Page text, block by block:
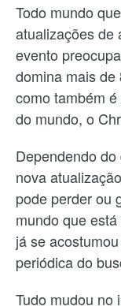
Todo mundo
atualizações de
evento
domina mais
como também
do mundo, o
Dependendo
nova
pode perder ou
mundo que
já se
periódica do
Tudo mudou no